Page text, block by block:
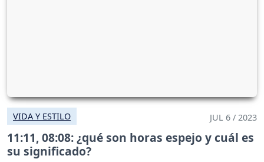
VIDA Y ESTILO JUL 6 / 2023
11:11, 08:08: ¿qué son horas espejo y cuál es
su significado?